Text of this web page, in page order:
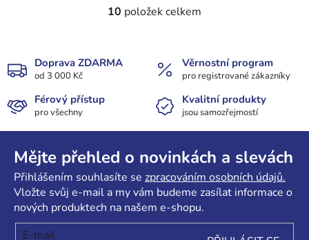
O
á
d
c
r
k
y
v
10 položek celkem
Doprava ZDARMA
od 3 000 Kč
Věrnostní program
pro registrované zákazníky
Férový přístup
pro všechny
Kvalitní produkty
jsou samozřejmostí
Mějte přehled o novinkách a slevách
Přihlášením souhlasíte se zpracováním osobních údajů.
Vložte svůj e-mail a my vám budeme zasílat informace o
nových produktech na našem e-shopu.
E-mail